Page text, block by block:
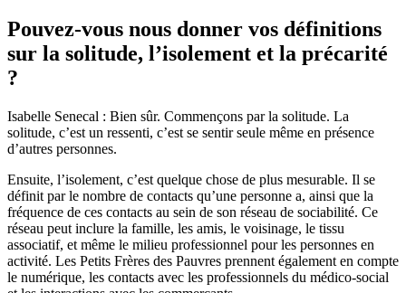
Pouvez-vous nous donner vos définitions
sur la solitude, l’isolement et la précarité
?
Isabelle Senecal : Bien sûr. Commençons par la solitude. La
solitude, c’est un ressenti, c’est se sentir seule même en présence
d’autres personnes.
Ensuite, l’isolement, c’est quelque chose de plus mesurable. Il se
définit par le nombre de contacts qu’une personne a, ainsi que la
fréquence de ces contacts au sein de son réseau de sociabilité. Ce
réseau peut inclure la famille, les amis, le voisinage, le tissu
associatif, et même le milieu professionnel pour les personnes en
activité. Les Petits Frères des Pauvres prennent également en compte
le numérique, les contacts avec les professionnels du médico-social